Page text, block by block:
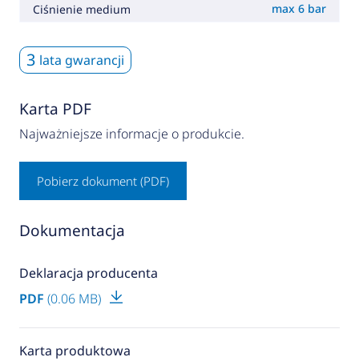
Ciśnienie medium
max 6 bar
3 lata gwarancji
Karta PDF
Najważniejsze informacje o produkcie.
Pobierz dokument (PDF)
Dokumentacja
Deklaracja producenta
PDF (0.06 MB)
Karta produktowa